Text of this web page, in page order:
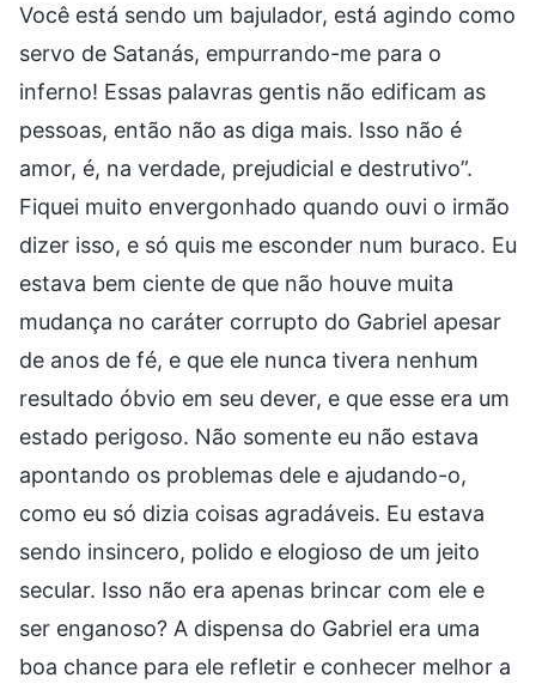
Você está sendo um bajulador, está agindo como
servo de Satanás, empurrando-me para o
inferno! Essas palavras gentis não edificam as
pessoas, então não as diga mais. Isso não é
amor, é, na verdade, prejudicial e destrutivo”.
Fiquei muito envergonhado quando ouvi o irmão
dizer isso, e só quis me esconder num buraco. Eu
estava bem ciente de que não houve muita
mudança no caráter corrupto do Gabriel apesar
de anos de fé, e que ele nunca tivera nenhum
resultado óbvio em seu dever, e que esse era um
estado perigoso. Não somente eu não estava
apontando os problemas dele e ajudando-o,
como eu só dizia coisas agradáveis. Eu estava
sendo insincero, polido e elogioso de um jeito
secular. Isso não era apenas brincar com ele e
ser enganoso? A dispensa do Gabriel era uma
boa chance para ele refletir e conhecer melhor a